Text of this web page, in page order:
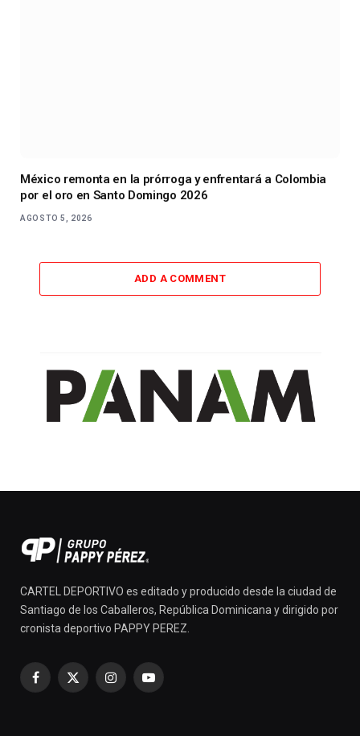
México remonta en la prórroga y enfrentará a Colombia
por el oro en Santo Domingo 2026
AGOSTO 5, 2026
ADD A COMMENT
CARTEL DEPORTIVO es editado y producido desde la ciudad de
Santiago de los Caballeros, República Dominicana y dirigido por
cronista deportivo PAPPY PEREZ.
Facebook
X
InstagramYouTube